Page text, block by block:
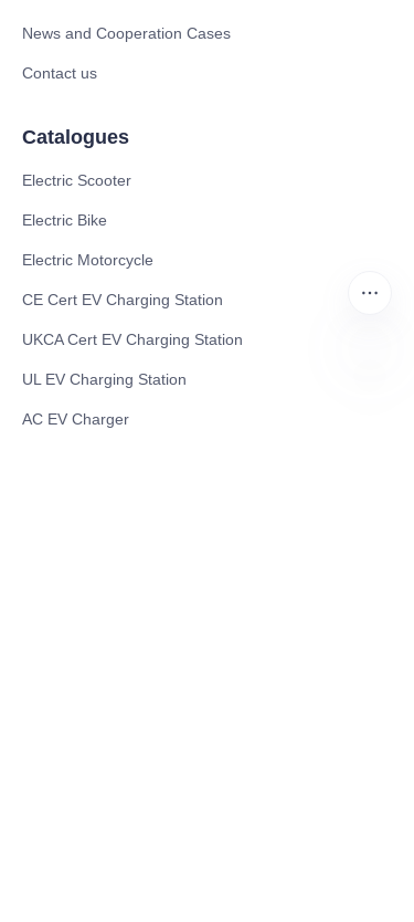
News and Cooperation Cases
Contact us
Catalogues
Electric Scooter
Electric Bike
Electric Motorcycle
CE Cert EV Charging Station
UKCA Cert EV Charging Station
UL EV Charging Station
AC EV Charger